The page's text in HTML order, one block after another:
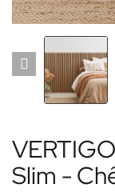
Slim -